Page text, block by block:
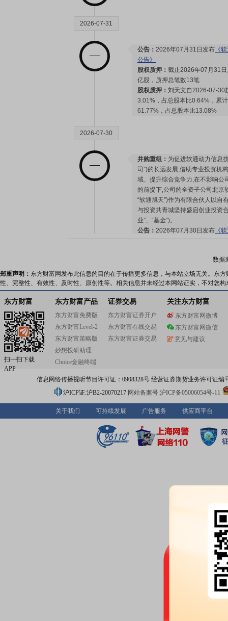
2026-07-31
公告： 2026年07月31日发布 《
公告》
股权质押： 截止2026年07月31
亿股，质押总笔数13笔
股权质押： 刘天文自2026-07-30
3.01%，占总股本比0.64%，累
61.77%，占总股本比13.08%
2026-07-30
并购重组： 为促进软通动力信息
司”)的长远发展,借助专业投资机
域、提升综合竞争力,在不影响公
的前提下,公司的全资子公司北京
“软通旭天”)作为有限合伙人以自
与投资共青城坚持盛启创业投资
业”、“基金”)。
公告： 2026年07月30日发布 《
的公告》
公告：2026年07月29日发布《
2026-07-24
2026-07-20
公告：2026年07月20日发布《
告》
截止2026年07月17
2026年07月15日发布《
数据
郑重声明： 东方财富网发布此信息的目的在于传播更多信息，与本站立场无关。东
性、完整性、有效性、及时性、原创性等。相关信息并未经过本网站证实，不对您
东方财富
扫一扫下载
APP
东方财富产品
东方财富免费版
东方财富Level-2
东方财富策略版
妙想投研助理
Choice金融终端
证券交易
东方财富证券开户
东方财富在线交易
东方财富证券交易
关注东方财富
东方财富网微博
东方财富网微信
意见与建议
信息网络传播视听节目许可证：0908328号 经营证券期货业务许可证编
沪ICP证:沪B2-20070217 网站备案号:沪ICP备05006054号-11
关于我们 可持续发展 广告服务 供应商平台